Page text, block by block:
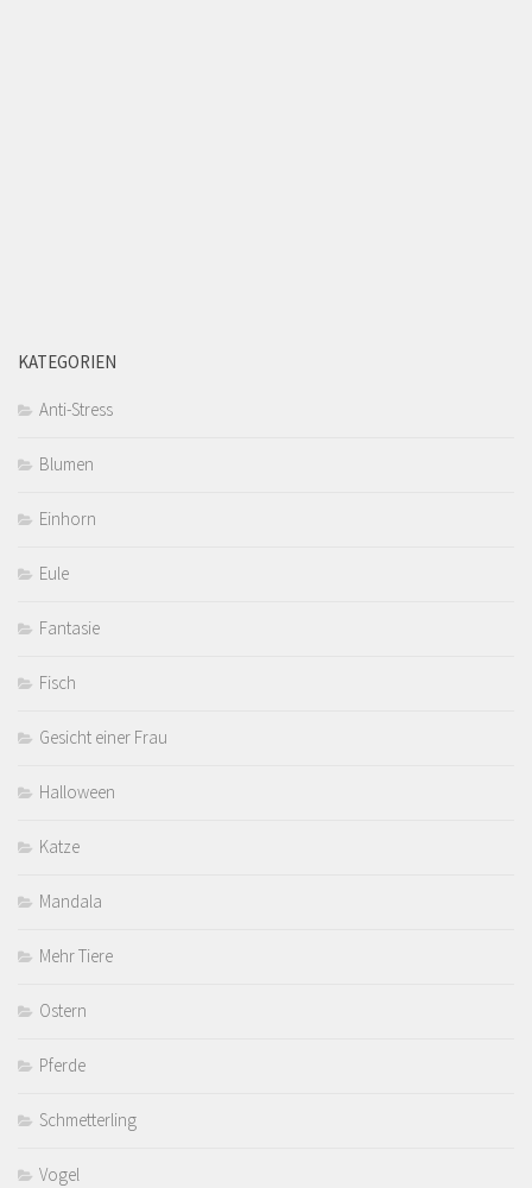
KATEGORIEN
Anti-Stress
Blumen
Einhorn
Eule
Fantasie
Fisch
Gesicht einer Frau
Halloween
Katze
Mandala
Mehr Tiere
Ostern
Pferde
Schmetterling
Vogel